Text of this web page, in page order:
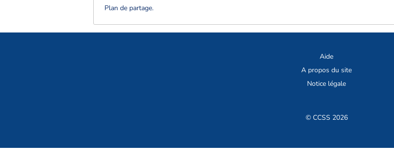
Plan de partage.
Aide
A propos du site
Notice légale
© CCSS 2026